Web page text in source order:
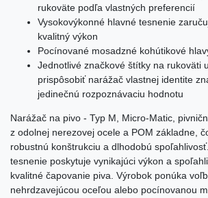
rukoväte podľa vlastných preferencií
Vysokovýkonné hlavné tesnenie
kvalitný výkon
Pocínované mosadzné kohútikové
Jednotlivé značkové štítky na rukoväti
prispôsobiť narážač vlastnej identite
jedinečnú rozpoznávaciu hodnotu
Narážač na pivo - Typ M, Micro-Matic,
z odolnej nerezovej ocele a POM základne,
robustnú konštrukciu a dlhodobú
tesnenie poskytuje vynikajúci výkon a
kvalitné čapovanie piva. Výrobok ponúka
nehrdzavejúcou oceľou alebo pocínovanou